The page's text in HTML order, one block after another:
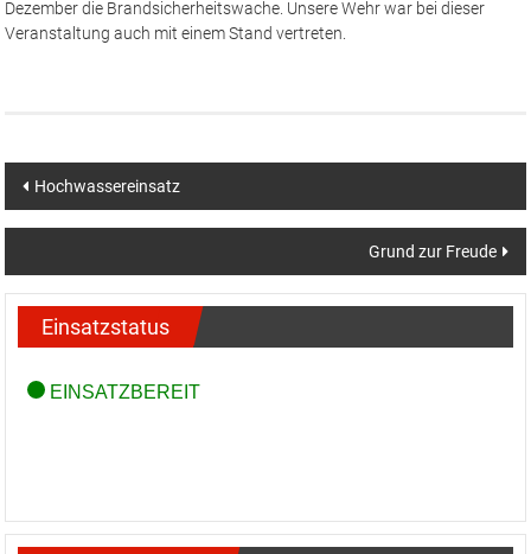
Dezember die Brandsicherheitswache. Unsere Wehr war bei dieser
Veranstaltung auch mit einem Stand vertreten.
Beitragsnavigation
Hochwassereinsatz
Grund zur Freude
Einsatzstatus